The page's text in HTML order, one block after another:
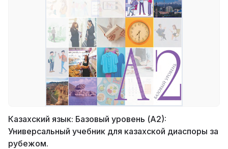
Казахский язык: Базовый уровень (А2):
Универсальный учебник для казахской диаспоры за
рубежом.